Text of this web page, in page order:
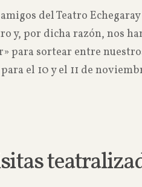
del Teatro
y, por dicha razón, nos
para sortear entre
el 10 y el 11 de